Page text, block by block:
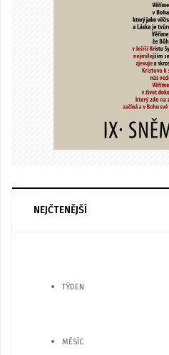
NEJČTENĚJŠÍ
TÝDEN
MĚSÍC